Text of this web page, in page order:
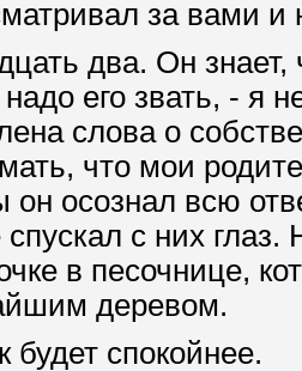
за вами и
два. Он знает,
его звать, - я
слова о
что мои
осознал всю
с них глаз.
в песочнице,
деревом.
спокойнее.